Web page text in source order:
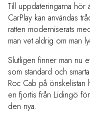
Till uppdateringarna
CarPlay kan användas
ratten moderniserats
man vet aldrig om man
Slutligen finner man nu
som standard och
Roc Cab på önskelistan
en fjortis från Lidingö
den nya.